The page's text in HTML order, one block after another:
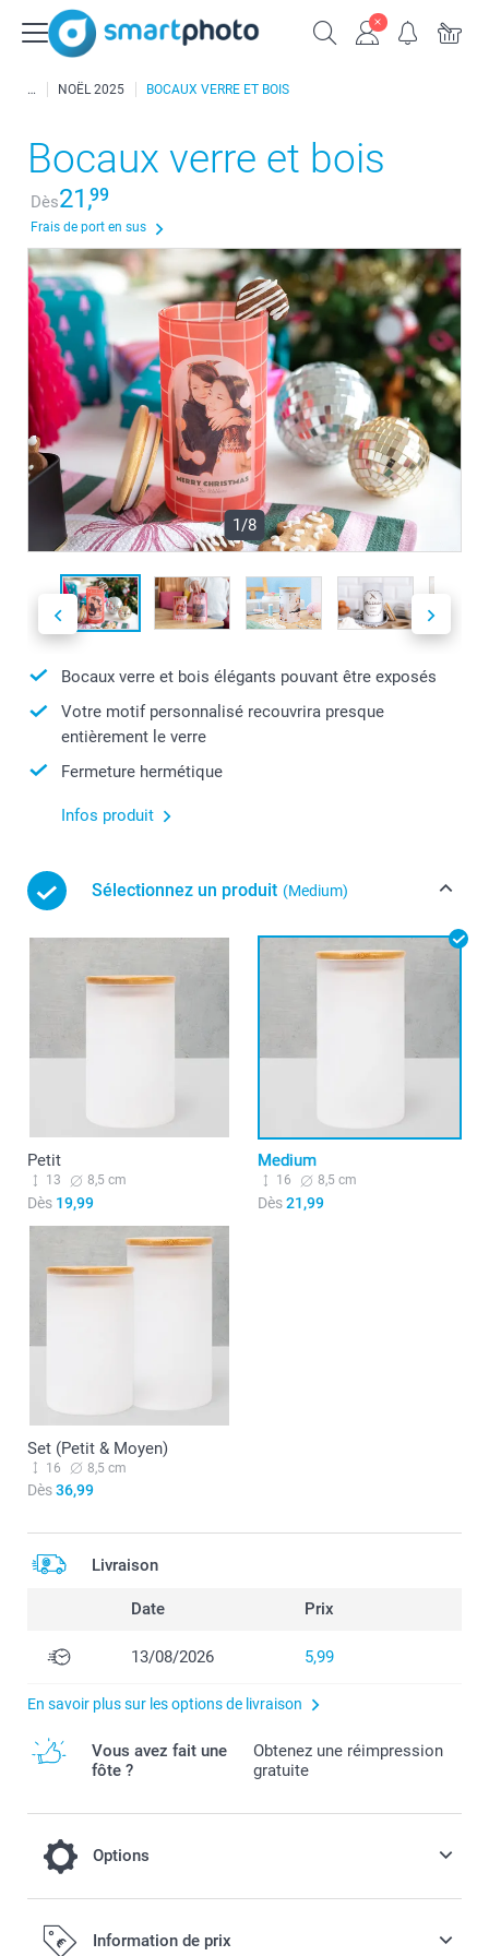
NOËL 2025 BOCAUX VERRE ET BOIS
Bocaux verre et bois
Dès21,99
Frais de port en sus
1/8
Bocaux verre et bois élégants pouvant être exposés
Votre motif personnalisé recouvrira presque
entièrement le verre
Fermeture hermétique
Infos produit
Sélectionnez un produit (Medium)
Petit
13 8,5 cm
Dès 19,99
Medium
16 8,5 cm
Dès21,99
Set (Petit & Moyen)
16 8,5 cm
Dès36,99
Livraison
Date Prix
13/08/2026 5,99
En savoir plus sur les options de livraison
Vous avez fait une
fôte ?
Obtenez une réimpression
gratuite
Options
Remplissez vos bocaux de bonbons !
Information de prix